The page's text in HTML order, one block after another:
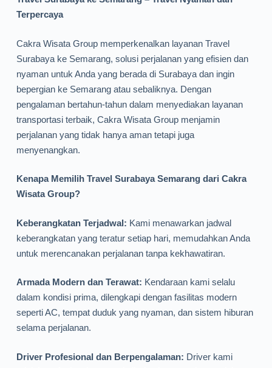
Terpercaya
Cakra Wisata Group memperkenalkan layanan Travel
Surabaya ke Semarang, solusi perjalanan yang efisien dan
nyaman untuk Anda yang berada di Surabaya dan ingin
bepergian ke Semarang atau sebaliknya. Dengan
pengalaman bertahun-tahun dalam menyediakan layanan
transportasi terbaik, Cakra Wisata Group menjamin
perjalanan yang tidak hanya aman tetapi juga
menyenangkan.
Kenapa Memilih Travel Surabaya Semarang dari Cakra
Wisata Group?
Keberangkatan Terjadwal: Kami menawarkan jadwal
keberangkatan yang teratur setiap hari, memudahkan Anda
untuk merencanakan perjalanan tanpa kekhawatiran.
Armada Modern dan Terawat: Kendaraan kami selalu
dalam kondisi prima, dilengkapi dengan fasilitas modern
seperti AC, tempat duduk yang nyaman, dan sistem hiburan
selama perjalanan.
Driver Profesional dan Berpengalaman: Driver kami